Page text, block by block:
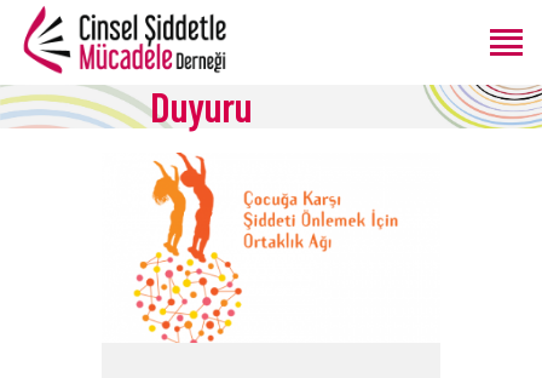
Duyuru
ANASAYFA
HAKKIMIZDA
PROGRAMLAR
ÜRETIMLER
BLOG